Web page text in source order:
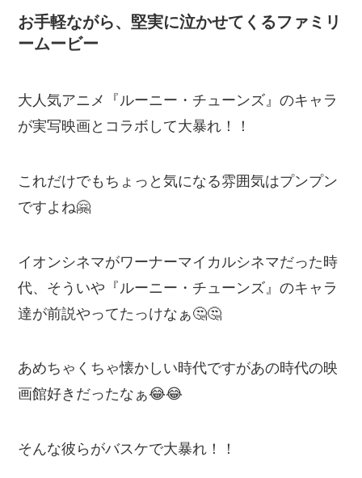
お手軽ながら、堅実に泣かせてくるファミリ
ームービー
大人気アニメ『ルーニー・チューンズ』のキャラ
が実写映画とコラボして大暴れ！！
これだけでもちょっと気になる雰囲気はプンプン
ですよね🤗
イオンシネマがワーナーマイカルシネマだった時
代、そういや『ルーニー・チューンズ』のキャラ
達が前説やってたっけなぁ🤔🤔
あめちゃくちゃ懐かしい時代ですがあの時代の映
画館好きだったなぁ😂😂
そんな彼らがバスケで大暴れ！！